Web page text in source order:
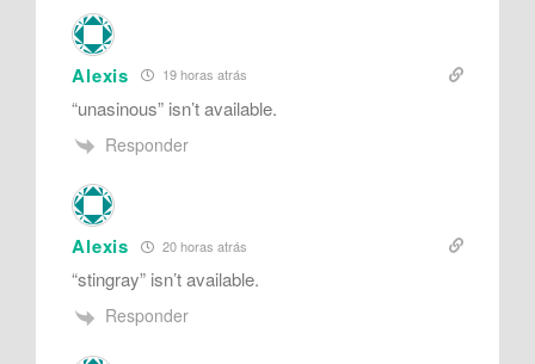
Alexis 19 horas atrás
“unasinous” isn’t available.
Responder
Alexis 20 horas atrás
“stingray” isn’t available.
Responder